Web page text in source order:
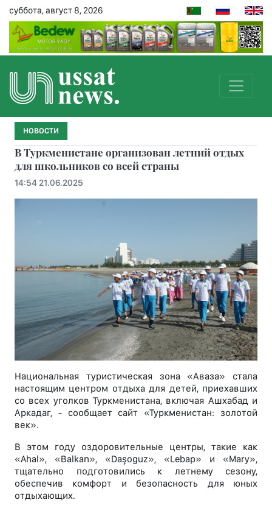
суббота, август 8, 2026
НОВОСТИ
В Туркменистане организован летний отдых
для школьников со всей страны
14:54 21.06.2025
Национальная туристическая зона «Аваза» стала
настоящим центром отдыха для детей, приехавших
со всех уголков Туркменистана, включая Ашхабад и
Аркадаг, - сообщает сайт «Туркменистан: золотой
век».
В этом году оздоровительные центры, такие как
«Ahal», «Balkan», «Daşoguz», «Lebap» и «Mary»,
тщательно подготовились к летнему сезону,
обеспечив комфорт и безопасность для юных
отдыхающих.